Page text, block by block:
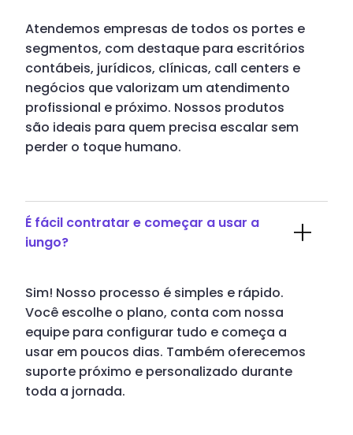
Atendemos empresas de todos os portes e
segmentos, com destaque para escritórios
contábeis, jurídicos, clínicas, call centers e
negócios que valorizam um atendimento
profissional e próximo. Nossos produtos
são ideais para quem precisa escalar sem
perder o toque humano.
É fácil contratar e começar a usar a
iungo?
Sim! Nosso processo é simples e rápido.
Você escolhe o plano, conta com nossa
equipe para configurar tudo e começa a
usar em poucos dias. Também oferecemos
suporte próximo e personalizado durante
toda a jornada.